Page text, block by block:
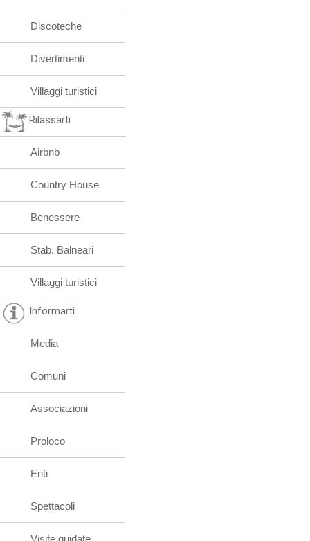
Discoteche
Divertimenti
Villaggi turistici
Rilassarti
Airbnb
Country House
Benessere
Stab. Balneari
Villaggi turistici
Informarti
Media
Comuni
Associazioni
Proloco
Enti
Spettacoli
Visite guidate